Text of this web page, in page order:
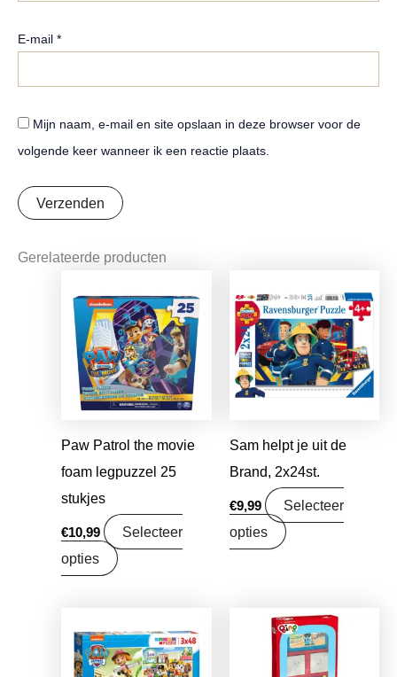
E-mail *
Mijn naam, e-mail en site opslaan in deze browser voor de
volgende keer wanneer ik een reactie plaats.
Gerelateerde producten
Paw Patrol the movie
foam legpuzzel 25
stukjes
€10,99
Selecteer
opties
Sam helpt je uit de
Brand, 2x24st.
€9,99
Selecteer
opties